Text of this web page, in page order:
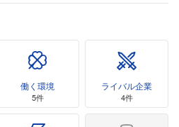
働く環境
5件
ライバル企業
4件